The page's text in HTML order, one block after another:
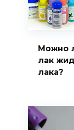
Можно
лак
лака?